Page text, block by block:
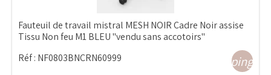
Fauteuil de travail mistral MESH NOIR Cadre Noir assise
Tissu Non feu M1 BLEU "vendu sans accotoirs"
Réf : NF0803BNCRN60999